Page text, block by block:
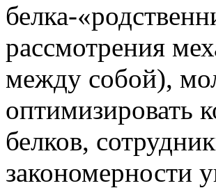
белка-
рассмотрения
между собой),
оптимизировать
белков,
закономерности